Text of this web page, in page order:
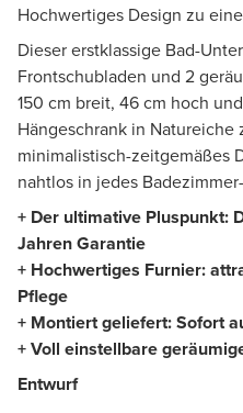
Hochwertiges Design zu
Dieser erstklassige Bad-
Frontschubladen und 2
150 cm breit, 46 cm hoch
Hängeschrank in
minimalistisch-zeitgemäßes
nahtlos in jedes
+ Der ultimative Pluspunkt:
Jahren Garantie
+ Hochwertiges Furnier:
Pflege
+ Montiert geliefert: Sofort
+ Voll einstellbare
Entwurf